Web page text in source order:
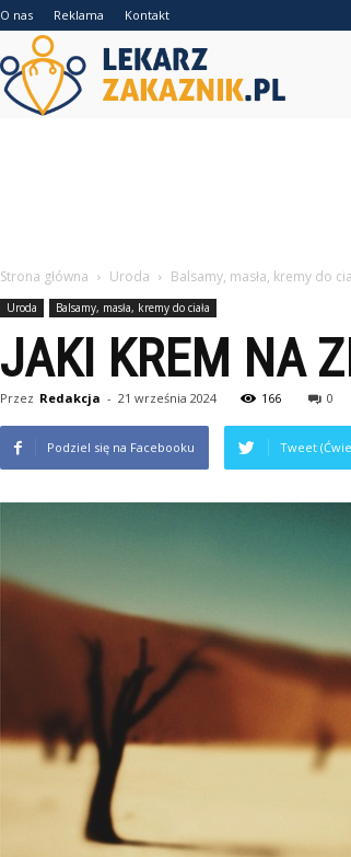
O nas Reklama Kontakt
Strona główna Uroda Balsamy, masła, kremy do
Uroda Balsamy, masła, kremy do ciała
JAKI KREM NA
Przez Redakcja - 21 września 2024 166 0
Podziel się na Facebooku Tweet